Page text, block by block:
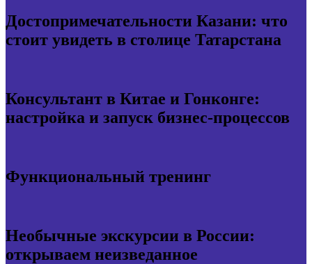
Достопримечательности Казани: что
стоит увидеть в столице Татарстана
Консультант в Китае и Гонконге:
настройка и запуск бизнес-процессов
Функциональный тренинг
Необычные экскурсии в России:
открываем неизведанное